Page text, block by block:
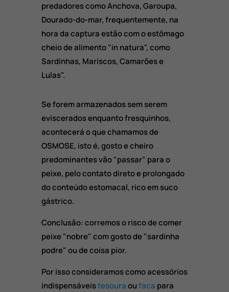
predadores como Anchova, Garoupa,
Dourado-do-mar, frequentemente, na
hora da captura estão com o estômago
cheio de alimento "in natura", como
Sardinhas, Mariscos, Camarões e
Lulas".
Se forem armazenados sem serem
eviscerados enquanto fresquinhos,
acontecerá o que chamamos de
OSMOSE, isto é, gosto e cheiro
predominantes vão "passar" para o
peixe, pelo contato direto e prolongado
do conteúdo estomacal, rico em suco
gástrico.
Conclusão: corremos o risco de comer
peixe "nobre" com gosto de "sardinha
podre" ou de coisa pior.
Por isso consideramos como acessórios
indispensáveistesouraoufaca para